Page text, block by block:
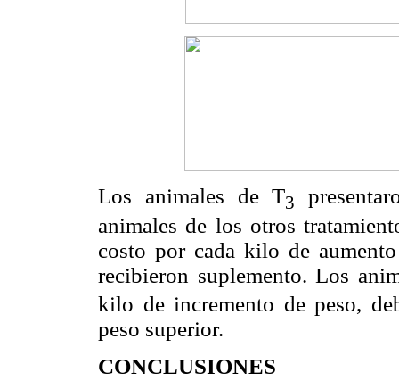
Los animales de T3
animales de los otros
costo por cada kilo de
recibieron suplemento. Los
kilo de incremento de peso,
peso superior.
CONCLUSIONES